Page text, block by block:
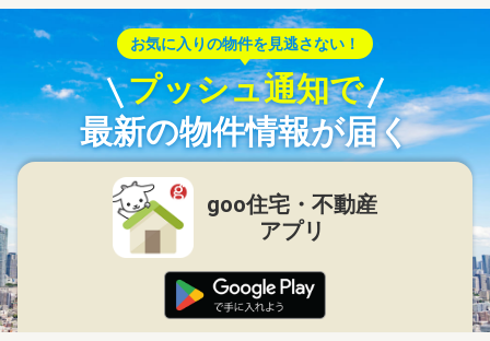
お気に入りの物件を見逃さない！
プッシュ通知で
最新の物件情報が届く
goo住宅・不動産
アプリ